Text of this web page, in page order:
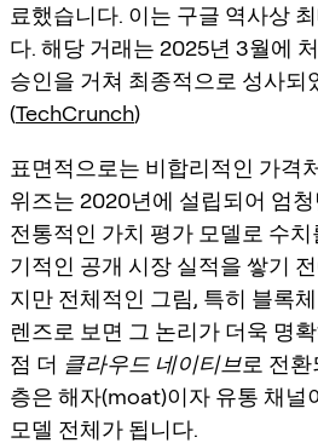
료했습니다. 이는 구글 역사상
다. 해당 거래는 2025년 3월에
승인을 거쳐 최종적으로 성사되
(TechCrunch)
표면적으로는 비합리적인 가격
위즈는 2020년에 설립되어 엄
전통적인 가치 평가 모델로 수
기적인 공개 시장 실적을 쌓기
지만 전체적인 그림, 특히 블록
렌즈로 보면 그 논리가 더욱 명
점 더 클라우드 네이티브로 전
층은 해자(moat)이자 유통 채널
모델 전체가 됩니다.